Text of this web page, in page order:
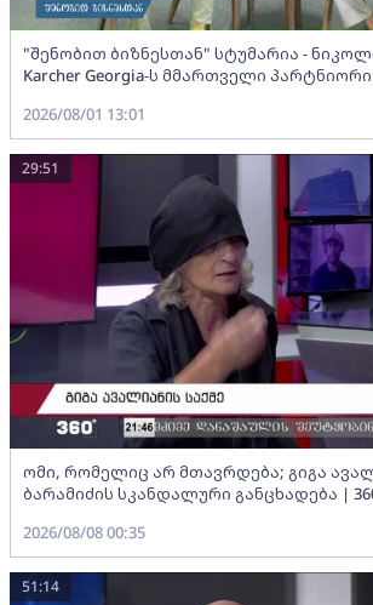
"შენობით ბიზნესთან" სტუმარია -
Karcher Georgia-ს მმართველი პარტნიორი
2026/08/01 13:01
ომი, რომელიც არ მთავრდება; გიგა
ბარამიძის სკანდალური განცხადება |
29:51
2026/08/08 00:35
51:14